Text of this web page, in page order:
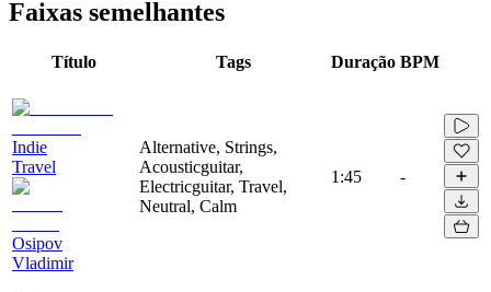
Faixas semelhantes
Título Tags Duração BPM
Indie
Travel
Osipov
Vladimir
Alternative, Strings,
Acousticguitar,
Electricguitar, Travel,
Neutral, Calm
1:45 -